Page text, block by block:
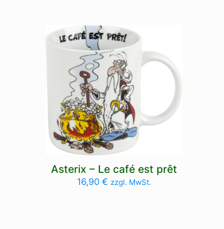
Asterix – Le café est prêt
16,90€ zzgl. MwSt.